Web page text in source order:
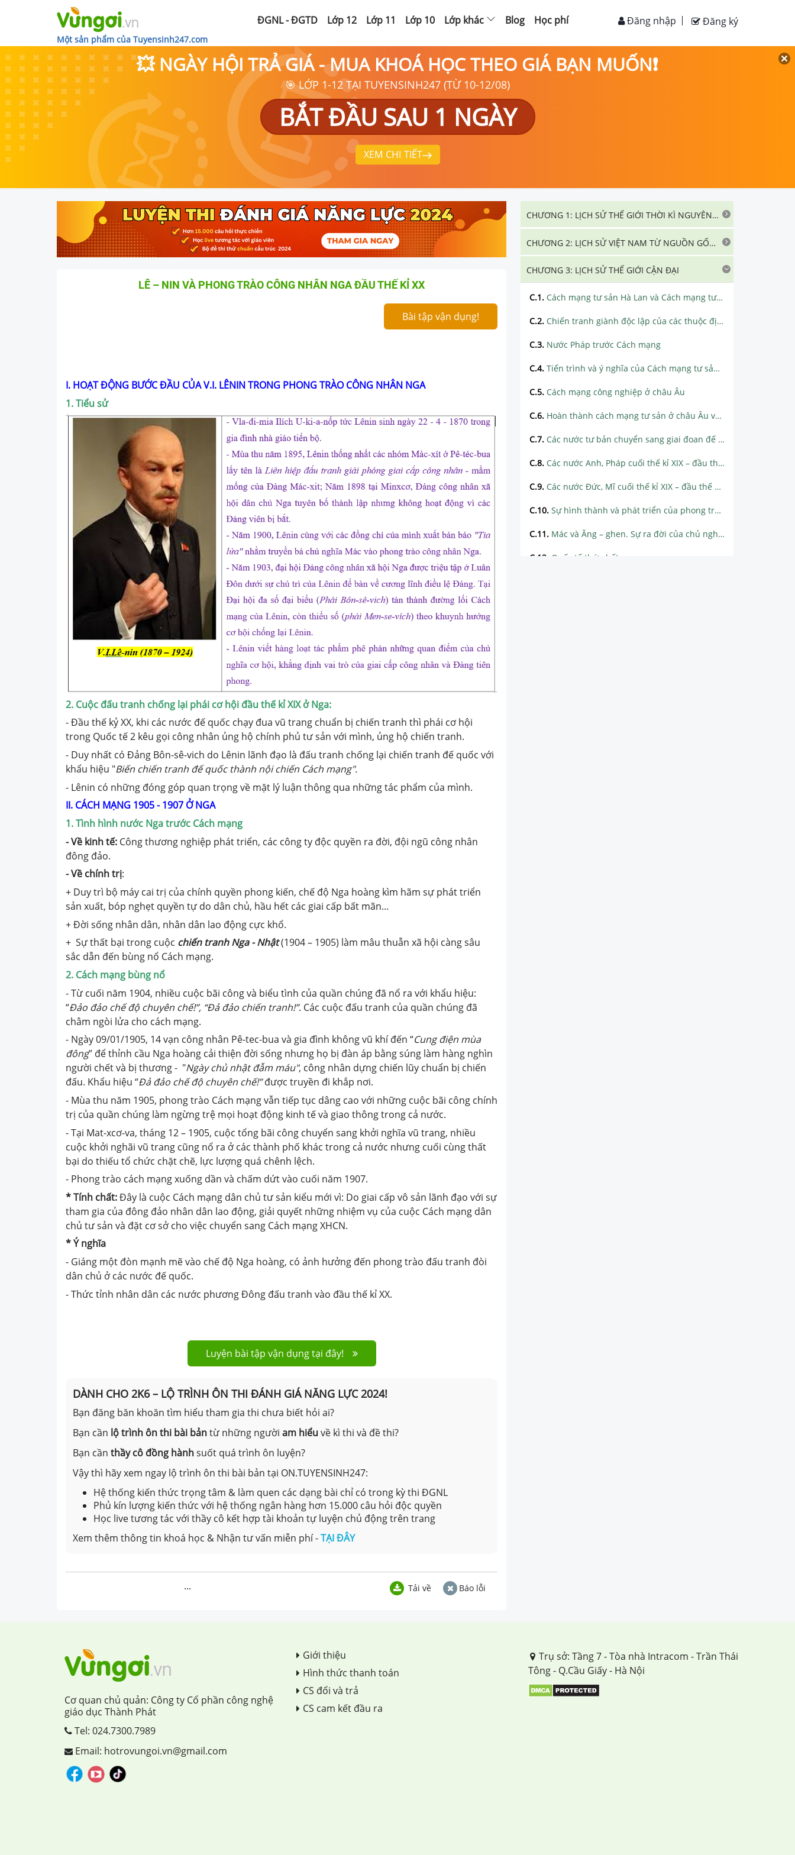
Một sản phẩm của Tuyensinh247.com
ĐGNL - ĐGTD Lớp 12 Lớp 11 Lớp 10 Lớp khác Blog Học phí Đăng ký
Đăng nhập
💥 NGÀY HỘI TRẢ GIÁ - MUA KHOÁ HỌC THEO GIÁ BẠN MUỐN❗
🎯 LỚP 1-12 TẠI TUYENSINH247 (TỪ 10-12/08)
BẮT ĐẦU SAU 1 NGÀY
XEM CHI TIẾT
LÊ – NIN VÀ PHONG TRÀO CÔNG NHÂN NGA ĐẦU THẾ KỈ XX
Bài tập vận dụng!
I. HOẠT ĐỘNG BƯỚC ĐẦU CỦA V.I. LÊNIN TRONG PHONG TRÀO CÔNG NHÂN NGA
1. Tiểu sử
2. Cuộc đấu tranh chống lại phái cơ hội đầu thế kỉ XIX ở Nga:
- Đầu thế kỷ XX, khi các nước đế quốc chạy đua vũ trang chuẩn bị chiến tranh thì phái cơ hội
trong Quốc tế 2 kêu gọi công nhân ủng hộ chính phủ tư sản với mình, ủng hộ chiến tranh.
- Duy nhất có Đảng Bôn-sê-vich do Lênin lãnh đạo là đấu tranh chống lại chiến tranh đế quốc với
khẩu hiệu "Biến chiến tranh đế quốc thành nội chiến Cách mạng".
- Lênin có những đóng góp quan trọng về mặt lý luận thông qua những tác phẩm của mình.
II. CÁCH MẠNG 1905 - 1907 Ở NGA
1. Tình hình nước Nga trước Cách mạng
- Về kinh tế: Công thương nghiệp phát triển, các công ty độc quyền ra đời, đội ngũ công nhân
đông đảo.
- Về chính trị:
+ Duy trì bộ máy cai trị của chính quyền phong kiến, chế độ Nga hoàng kìm hãm sự phát triển
sản xuất, bóp nghẹt quyền tự do dân chủ, hầu hết các giai cấp bất mãn...
+ Đời sống nhân dân, nhân dân lao động cực khổ.
+ Sự thất bại trong cuộc chiến tranh Nga - Nhật(1904 – 1905) làm mâu thuẫn xã hội càng sâu
sắc dẫn đến bùng nổ Cách mạng.
2. Cách mạng bùng nổ
- Từ cuối năm 1904, nhiều cuộc bãi công và biểu tình của quần chúng đã nổ ra với khẩu hiệu:
“Đảo đảo chế độ chuyên chế!”, “Đả đảo chiến tranh!”. Các cuộc đấu tranh của quần chúng đã
châm ngòi lửa cho cách mạng.
- Ngày 09/01/1905, 14 vạn công nhân Pê-tec-bua và gia đình không vũ khí đến “Cung điện mùa
đông” để thỉnh cầu Nga hoàng cải thiện đời sống nhưng họ bị đàn áp bằng súng làm hàng nghìn
người chết và bị thương - "Ngày chủ nhật đẫm máu", công nhân dựng chiến lũy chuẩn bị chiến
đấu. Khẩu hiệu “Đả đảo chế độ chuyên chế!”được truyền đi khắp nơi.
- Mùa thu năm 1905, phong trào Cách mạng vẫn tiếp tục dâng cao với những cuộc bãi công chính
trị của quần chúng làm ngừng trệ mọi hoạt động kinh tế và giao thông trong cả nước.
- Tại Mat-xcơ-va, tháng 12 – 1905, cuộc tổng bãi công chuyển sang khởi nghĩa vũ trang, nhiều
cuộc khởi nghãi vũ trang cũng nổ ra ở các thành phố khác trong cả nước nhưng cuối cùng thất
bại do thiếu tổ chức chặt chẽ, lực lượng quá chênh lệch.
- Phong trào cách mạng xuống dần và chấm dứt vào cuối năm 1907.
* Tính chất:Đây là cuộc Cách mạng dân chủ tư sản kiểu mới vì: Do giai cấp vô sản lãnh đạo với sự
tham gia của đông đảo nhân dân lao động, giải quyết những nhiệm vụ của cuộc Cách mạng dân
chủ tư sản và đặt cơ sở cho việc chuyển sang Cách mạng XHCN.
* Ý nghĩa
- Giáng một đòn mạnh mẽ vào chế độ Nga hoàng, có ảnh hưởng đến phong trào đấu tranh đòi
dân chủ ở các nước đế quốc.
- Thức tỉnh nhân dân các nước phương Đông đấu tranh vào đầu thế kỉ XX.
Luyện bài tập vận dụng tại đây!
DÀNH CHO 2K6 – LỘ TRÌNH ÔN THI ĐÁNH GIÁ NĂNG LỰC 2024!
Bạn đăng băn khoăn tìm hiểu tham gia thi chưa biết hỏi ai?
Bạn cần lộ trình ôn thi bài bảntừ những người am hiểuvề kì thi và đề thi?
Bạn cần thầy cô đồng hànhsuốt quá trình ôn luyện?
Vậy thì hãy xem ngay lộ trình ôn thi bài bản tại ON.TUYENSINH247:
Hệ thống kiến thức trọng tâm & làm quen các dạng bài chỉ có trong kỳ thi ĐGNL
Phủ kín lượng kiến thức với hệ thống ngân hàng hơn 15.000 câu hỏi độc quyền
Học live tương tác với thầy cô kết hợp tài khoản tự luyện chủ động trên trang
Xem thêm thông tin khoá học & Nhận tư vấn miễn phí -TẠI ĐÂY
... Tải về Báo lỗi
CHƯƠNG 1: LỊCH SỬ THẾ GIỚI THỜI KÌ NGUYÊN THỦY, CỔ ĐẠI VÀ TRUNG ĐẠI
CHƯƠNG 2: LỊCH SỬ VIỆT NAM TỪ NGUỒN GỐC ĐẾN GIỮA THẾ KỈ XIX
CHƯƠNG 3: LỊCH SỬ THẾ GIỚI CẬN ĐẠI
C.1. Cách mạng tư sản Hà Lan và Cách mạng tư sản Anh
C.2. Chiến tranh giành độc lập của các thuộc địa Anh ở Bắc Mĩ
C.3. Nước Pháp trước Cách mạng
C.4. Tiến trình và ý nghĩa của Cách mạng tư sản Pháp
C.5. Cách mạng công nghiệp ở châu Âu
C.6. Hoàn thành cách mạng tư sản ở châu Âu và Mĩ giữa thế kỉ XIX.
C.7. Các nước tư bản chuyển sang giai đoan đế quốc chủ nghĩa
C.8. Các nước Anh, Pháp cuối thế kỉ XIX – đầu thế kỉ XX
C.9. Các nước Đức, Mĩ cuối thế kỉ XIX – đầu thế kỉ XX
C.10. Sự hình thành và phát triển của phong trào công nhân
C.11. Mác và Ăng – ghen. Sự ra đời của chủ nghĩa xã hội khoa học
C.12 Quốc tế thứ nhất
Cơ quan chủ quản: Công ty Cổ phần công nghệ
giáo dục Thành Phát
Tel: 024.7300.7989
Email: hotrovungoi.vn@gmail.com
Giới thiệu
Hình thức thanh toán
CS đổi và trả
CS cam kết đầu ra
Trụ sở: Tầng 7 - Tòa nhà Intracom - Trần Thái
Tông - Q.Cầu Giấy - Hà Nội